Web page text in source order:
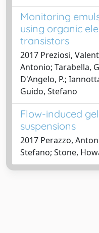
Monitoring
using organic
transistors
2017 Preziosi,
Antonio; Tarabella,
D'Angelo, P.;
Guido, Stefano
Flow-induced
suspensions
2017 Perazzo,
Stefano; Stone,